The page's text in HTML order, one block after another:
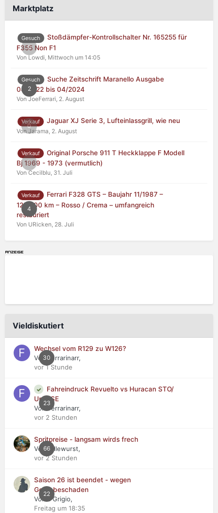
Marktplatz
0
Gesuch
Stoßdämpfer-Kontrollschalter Nr. 165255 für
F355 Non F1
Von Lowdi, Mittwoch um 14:05
2
Gesuch
Suche Zeitschrift Maranello Ausgabe
04/2022 bis 04/2024
Von JoeFerrari, 2. August
0
Verkauf Jaguar XJ Serie 3, Lufteinlassgrill, wie neu
Von Jarama, 2. August
0
Verkauf
Original Porsche 911 T Heckklappe F Modell
Bj 1969 - 1973 (vermutlich)
Von Cecilblu, 31. Juli
4
Verkauf
Ferrari F328 GTS – Baujahr 11/1987 –
125.000 km – Rosso / Crema – umfangreich
restauriert
Von URicken, 28. Juli
Vieldiskutiert
30
Wechsel vom R129 zu W126?
Von Ferrarinarr,
vor 1 Stunde
23
Fahreindruck Revuelto vs Huracan STO/
Urus SE
Von Ferrarinarr,
vor 2 Stunden
66
Spritpreise - langsam wirds frech
Von tollewurst,
vor 2 Stunden
22
Saison 26 ist beendet - wegen
Getriebeschaden
Von Il Grigio,
Freitag um 18:35